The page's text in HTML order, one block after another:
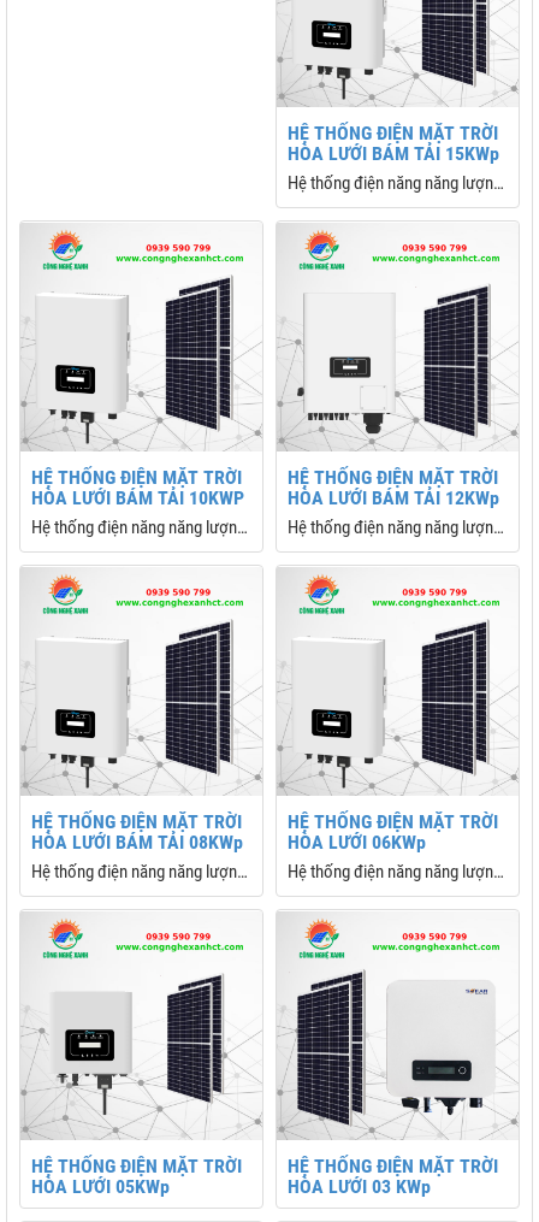
HỆ THỐNG ĐIỆN MẶT TRỜI
HÒA LƯỚI BÁM TẢI 15KWp
Hệ thống điện năng năng lượng
mặt trời 15kw trọn gói, được sử
dụng nhiều nhất hiện này cho
các gia đình, doanh nghiệp,
trang trại
HỆ THỐNG ĐIỆN MẶT TRỜI
HÒA LƯỚI BÁM TẢI 10KWP
Hệ thống điện năng năng lượng
mặt trời hòa lưới bám tải 10kw
deye
HỆ THỐNG ĐIỆN MẶT TRỜI
HÒA LƯỚI BÁM TẢI 12KWp
Hệ thống điện năng năng lượng
mặt trời hòa lưới bám tải 12kw
trọn gói
HỆ THỐNG ĐIỆN MẶT TRỜI
HÒA LƯỚI BÁM TẢI 08KWp
Hệ thống điện năng năng lượng
mặt trời hòa lưới bám tải 08kw
trọn gói, được sử dụng nhiều
nhất hiện này cho các gia đình,
doanh nghiệp, trang trại
HỆ THỐNG ĐIỆN MẶT TRỜI
HÒA LƯỚI 06KWp
Hệ thống điện năng năng lượng
mặt trời hòa lưới bám tải 6kw
trọn gói, được sử dụng nhiều
nhất hiện này cho các gia đình,
doanh nghiệp, trang trại
HỆ THỐNG ĐIỆN MẶT TRỜI
HÒA LƯỚI 05KWp
HỆ THỐNG ĐIỆN MẶT TRỜI
HÒA LƯỚI 03 KWp